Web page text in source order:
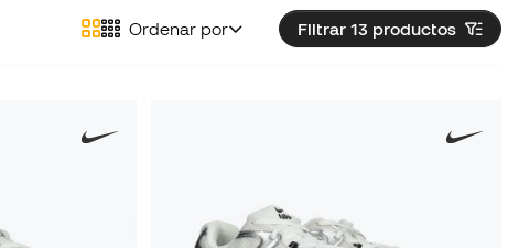
Filtrar 13 productos
Ordenar por